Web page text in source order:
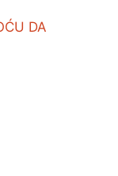
DA